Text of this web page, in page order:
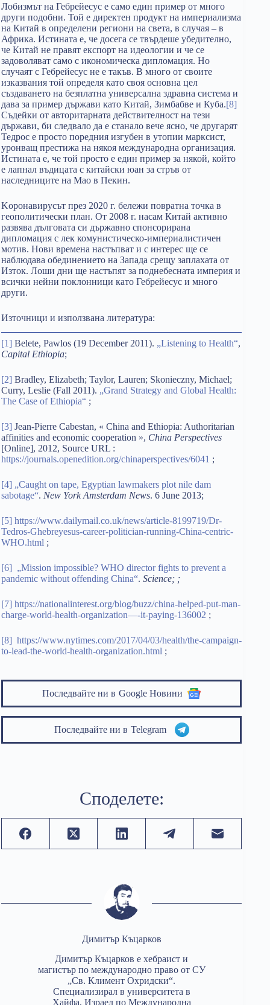
Лобизмът на Гебрейесус е само един пример от много
други подобни. Той е директен продукт на империализма
на Китай в определени региони на света, в случая – в
Африка. Истината е, че досега се твърдеше убедително,
че Китай не правят експорт на идеологии и че се
задоволяват само с икономическа дипломация. Но
случаят с Гебрейесус не е такъв. В много от своите
изказвания той определя като своя основна цел
създаването на безплатна универсална здравна система и
дава за пример държави като Китай, Зимбабве и Куба.[8]
Съдейки от авторитарната действителност на тези
държави, би следвало да е станало вече ясно, че другарят
Тедрос е просто поредния изгубен в утопии марксист,
уронващ престижа на някоя международна организация.
Истината е, че той просто е един пример за някой, който
е лапнал въдицата с китайски юан за стръв от
наследниците на Мао в Пекин.
Kоронавирусът през 2020 г. бележи повратна точка в
геополитически план. От 2008 г. насам Китай активно
развява дълговата си държавно спонсорирана
дипломация с лек комунистическо-империалистичен
мотив. Нови времена настъпват и с интерес ще се
наблюдава обединението на Запада срещу заплахата от
Изток. Лоши дни ще настъпят за поднебесната империя и
всички нейни поклонници като Гебрейесус и много
други.
Източници и използвана литература:
[1] Belete, Pawlos (19 December 2011). „Listening to Health“,
Capital Ethiopia;
[2] Bradley, Elizabeth; Taylor, Lauren; Skonieczny, Michael;
Curry, Leslie (Fall 2011). „Grand Strategy and Global Health:
The Case of Ethiopia“ ;
[3] Jean-Pierre Cabestan, « China and Ethiopia: Authoritarian
affinities and economic cooperation », China Perspectives
[Online], 2012, Source URL :
https://journals.openedition.org/chinaperspectives/6041 ;
[4] „Caught on tape, Egyptian lawmakers plot nile dam
sabotage“. New York Amsterdam News. 6 June 2013;
[5] https://www.dailymail.co.uk/news/article-8199719/Dr-
Tedros-Ghebreyesus-career-politician-running-China-centric-
WHO.html ;
[6] „Mission impossible? WHO director fights to prevent a
pandemic without offending China“. Science; ;
[7] https://nationalinterest.org/blog/buzz/china-helped-put-man-
charge-world-health-organization—-it-paying-136002 ;
[8] https://www.nytimes.com/2017/04/03/health/the-campaign-
to-lead-the-world-health-organization.html ;
Последвайте ни в Google Новини
Последвайте ни в Telegram
Споделете:
Димитър Къцарков
Димитър Къцарков e хебраист и
магистър по международно право от СУ
„Св. Климент Охридски“.
Специализирал в университета в
Хайфа, Израел по Международна